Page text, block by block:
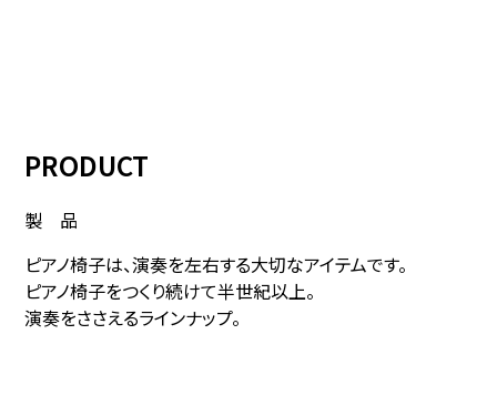
PRODUCT
製 品
ピアノ椅子は、演奏を左右する大切なアイテムです。
ピアノ椅子をつくり続けて半世紀以上。
演奏をささえるラインナップ。